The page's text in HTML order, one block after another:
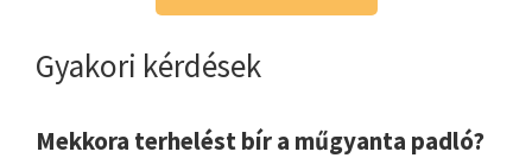
Gyakori kérdések
Mekkora terhelést bír a műgyanta padló?